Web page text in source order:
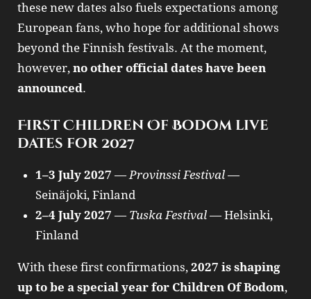
these new dates also fuels expectations among
European fans, who hope for additional shows
beyond the Finnish festivals. At the moment,
however, no other official dates have been
announced.
First Children Of Bodom live
dates for 2027
1–3 July 2027 — Provinssi Festival —
Seinäjoki, Finland
2–4 July 2027 — Tuska Festival — Helsinki,
Finland
With these first confirmations, 2027 is shaping
up to be a special year for Children Of Bodom,